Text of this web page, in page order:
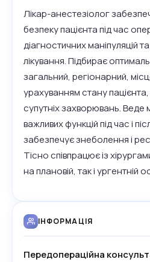
Лікар-анестезіолог
безпеку пацієнта під час
діагностичних маніпуляцій
лікування. Підбирає
загальний, регіонарний,
урахуванням стану
супутніх захворювань. Веде
важливих функцій під час і
забезпечує знеболення і
Тісно співпрацює із
на плановій, так і ургентній
ІНФОРМАЦІЯ
Передопераційна